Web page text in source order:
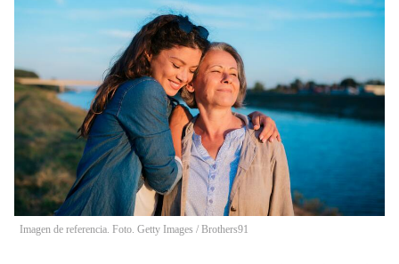
Imagen de referencia. Foto. Getty Images / Brothers91